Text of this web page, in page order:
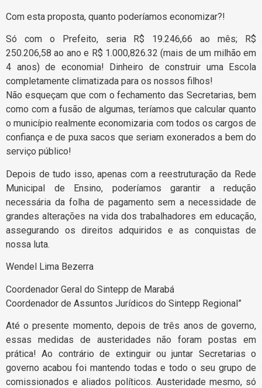
Com esta proposta, quanto poderíamos economizar?!
Só com o Prefeito, seria R$ 19.246,66 ao mês; R$
250.206,58 ao ano e R$ 1.000,826.32 (mais de um milhão em
4 anos) de economia! Dinheiro de construir uma Escola
completamente climatizada para os nossos filhos!
Não esqueçam que com o fechamento das Secretarias, bem
como com a fusão de algumas, teríamos que calcular quanto
o município realmente economizaria com todos os cargos de
confiança e de puxa sacos que seriam exonerados a bem do
serviço público!
Depois de tudo isso, apenas com a reestruturação da Rede
Municipal de Ensino, poderíamos garantir a redução
necessária da folha de pagamento sem a necessidade de
grandes alterações na vida dos trabalhadores em educação,
assegurando os direitos adquiridos e as conquistas de
nossa luta.
Wendel Lima Bezerra
Coordenador Geral do Sintepp de Marabá
Coordenador de Assuntos Jurídicos do Sintepp Regional”
Até o presente momento, depois de três anos de governo,
essas medidas de austeridades não foram postas em
prática! Ao contrário de extinguir ou juntar Secretarias o
governo acabou foi mantendo todas e todo o seu grupo de
comissionados e aliados políticos. Austeridade mesmo, só